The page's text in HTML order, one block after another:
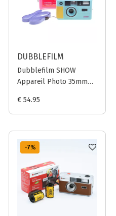
DUBBLEFILM
Dubblefilm SHOW
Appareil Photo 35mm
Turquoise
€ 54.95
-7%